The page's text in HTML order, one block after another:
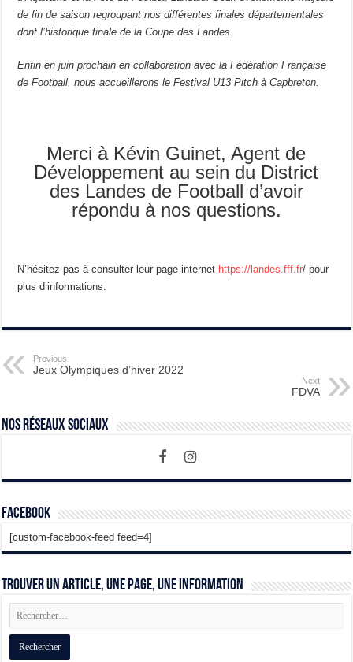
de fin de saison regroupant nos différentes finales départementales
dont l’historique finale de la Coupe des Landes.
Enfin en juin prochain en collaboration avec la Fédération Française
de Football, nous accueillerons le Festival U13 Pitch à Capbreton.
Merci à Kévin Guinet, Agent de
Développement au sein du District
des Landes de Football d’avoir
répondu à nos questions.
N’hésitez pas à consulter leur page internet https://landes.fff.fr/ pour
plus d’informations.
Previous
Jeux Olympiques d’hiver 2022
Next
FDVA
Nos Réseaux Sociaux
Facebook
[custom-facebook-feed feed=4]
Trouver un article, une page, une information